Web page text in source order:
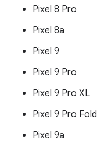
Pixel 8 Pro
Pixel 8a
Pixel 9
Pixel 9 Pro
Pixel 9 Pro XL
Pixel 9 Pro Fold
Pixel 9a